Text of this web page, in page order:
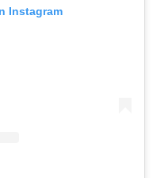
Instagram